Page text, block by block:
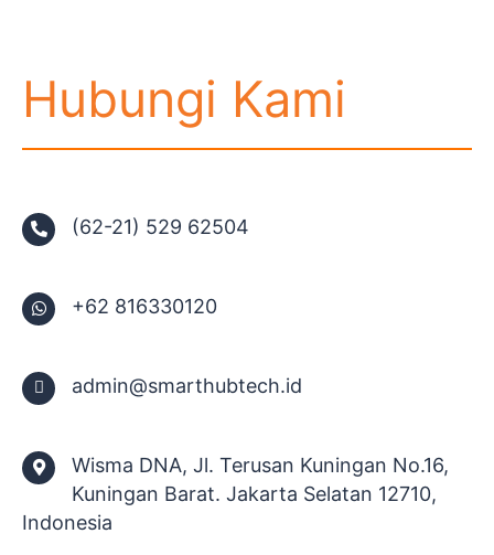
Hubungi Kami
(62-21) 529 62504
+62 816330120
admin@smarthubtech.id
Wisma DNA, Jl. Terusan Kuningan No.16,
Kuningan Barat. Jakarta Selatan 12710,
Indonesia